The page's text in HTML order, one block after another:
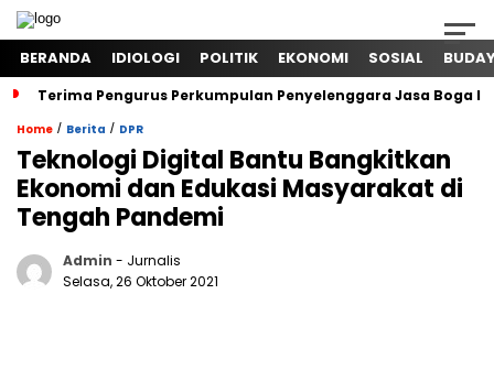
BERANDA IDIOLOGI POLITIK EKONOMI SOSIAL
Terima Pengurus Perkumpulan Penyelenggara Jasa Boga
Home / Berita / DPR
Teknologi Digital Bantu Bangkitkan
Ekonomi dan Edukasi Masyarakat di
Tengah Pandemi
Admin - Jurnalis
Selasa, 26 Oktober 2021